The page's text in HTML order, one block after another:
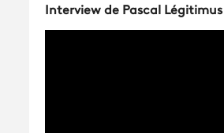
Interview de Pascal Légitimus